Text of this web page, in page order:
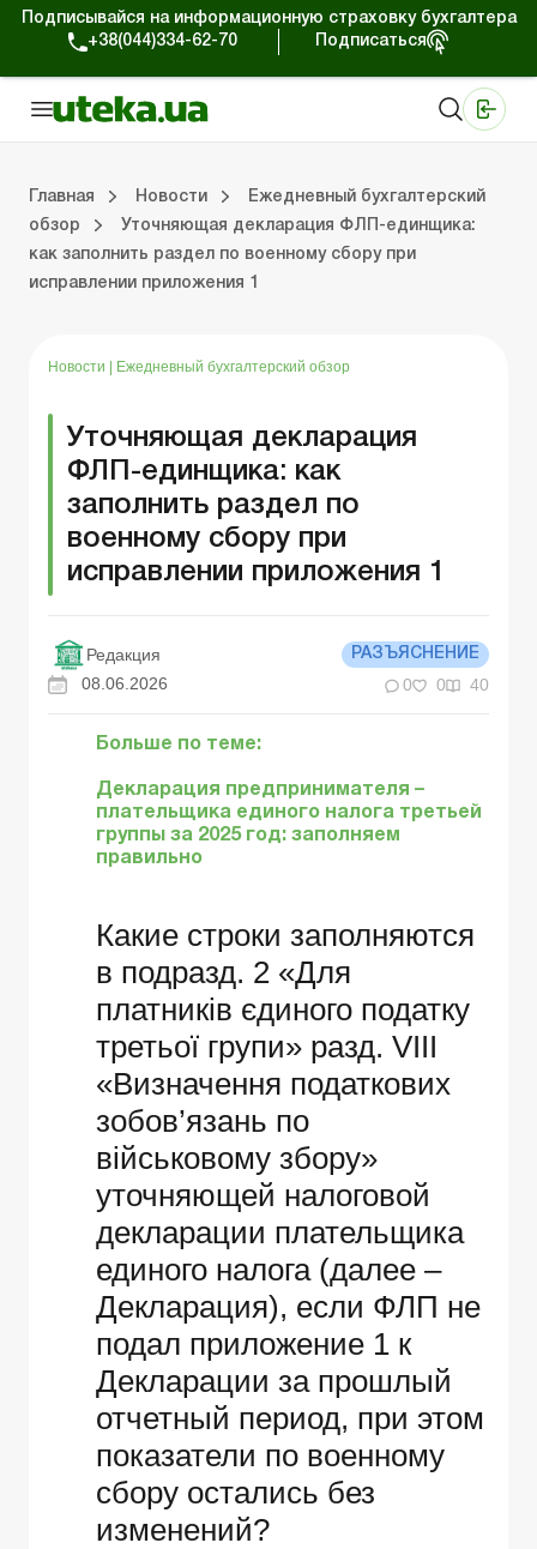
Подписывайся на информационную страховку бухгалтера
+38(044)334-62-70
Подписаться
Главная Новости
Ежедневный бухгалтерский
обзор
Уточняющая декларация ФЛП-единщика:
как заполнить раздел по военному сбору при
исправлении приложения 1
Новости Ежедневный бухгалтерский обзор
Уточняющая декларация
ФЛП-единщика: как
заполнить раздел по
военному сбору при
исправлении приложения 1
Редакция РАЗЪЯСНЕНИЕ
08.06.2026 0 0 40
Больше по теме:
Декларация предпринимателя –
плательщика единого налога третьей
группы за 2025 год: заполняем
правильно
Какие строки заполняются
в подразд. 2 «Для
платників єдиного податку
третьої групи» разд. VIII
«Визначення податкових
зобов’язань по
військовому збору»
уточняющей налоговой
декларации плательщика
единого налога (далее –
Декларация), если ФЛП не
подал приложение 1 к
Декларации за прошлый
отчетный период, при этом
показатели по военному
сбору остались без
изменений?